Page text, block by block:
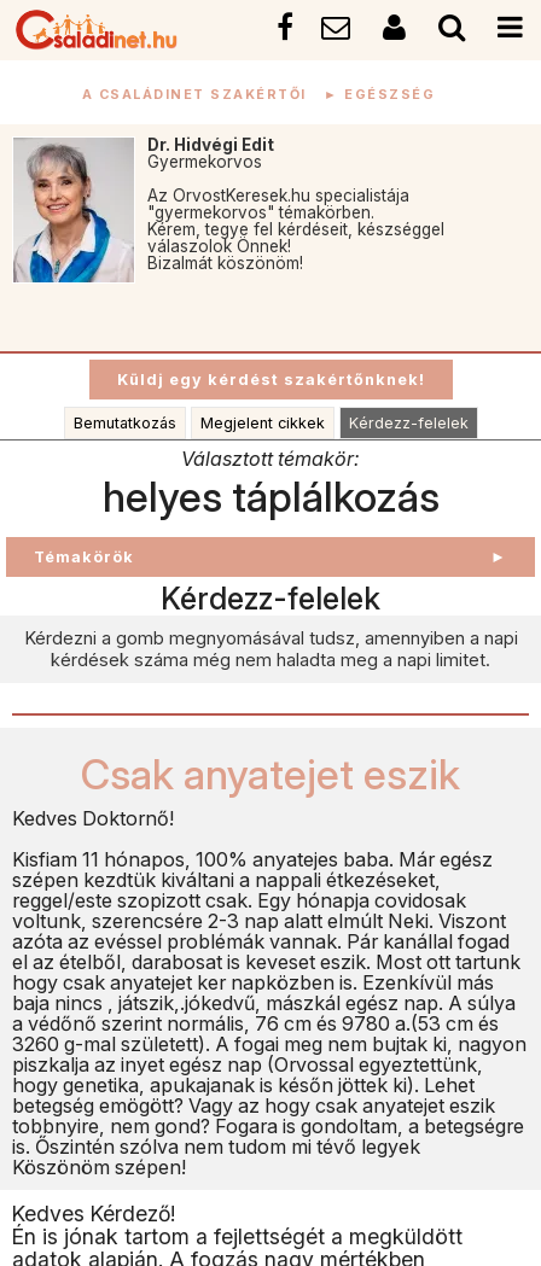
A CSALÁDINET SZAKÉRTŐI ► EGÉSZSÉG
Dr. Hidvégi Edit
Gyermekorvos
Az OrvostKeresek.hu specialistája
"gyermekorvos" témakörben.
Kérem, tegye fel kérdéseit, készséggel
válaszolok Önnek!
Bizalmát köszönöm!
Bemutatkozás Megjelent cikkek Kérdezz-felelek
Választott témakör:
helyes táplálkozás
Témakörök ►
Kérdezz-felelek
Kérdezni a gomb megnyomásával tudsz, amennyiben a napi
kérdések száma még nem haladta meg a napi limitet.
Csak anyatejet eszik
Kedves Doktornő!
Kisfiam 11 hónapos, 100% anyatejes baba. Már egész
szépen kezdtük kiváltani a nappali étkezéseket,
reggel/este szopizott csak. Egy hónapja covidosak
voltunk, szerencsére 2-3 nap alatt elmúlt Neki. Viszont
azóta az evéssel problémák vannak. Pár kanállal fogad
el az ételből, darabosat is keveset eszik. Most ott tartunk
hogy csak anyatejet ker napközben is. Ezenkívül más
baja nincs , játszik,.jókedvű, mászkál egész nap. A súlya
a védőnő szerint normális, 76 cm és 9780 a.(53 cm és
3260 g-mal született). A fogai meg nem bujtak ki, nagyon
piszkalja az inyet egész nap (Orvossal egyeztettünk,
hogy genetika, apukajanak is későn jöttek ki). Lehet
betegség emögött? Vagy az hogy csak anyatejet eszik
tobbnyire, nem gond? Fogara is gondoltam, a betegségre
is. Őszintén szólva nem tudom mi tévő legyek
Köszönöm szépen!
Kedves Kérdező!
Én is jónak tartom a fejlettségét a megküldött
adatok alapján. A fogzás nagy mértékben